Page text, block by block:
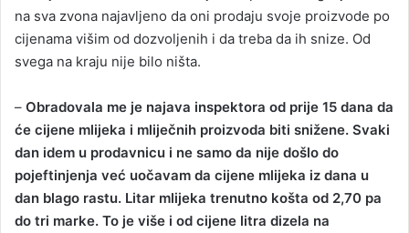
na sva zvona najavljeno da oni prodaju svoje proizvode po
cijenama višim od dozvoljenih i da treba da ih snize. Od
svega na kraju nije bilo ništa.
– Obradovala me je najava inspektora od prije 15 dana da
će cijene mlijeka i mliječnih proizvoda biti snižene. Svaki
dan idem u prodavnicu i ne samo da nije došlo do
pojeftinjenja već uočavam da cijene mlijeka iz dana u
dan blago rastu. Litar mlijeka trenutno košta od 2,70 pa
do tri marke. To je više i od cijene litra dizela na